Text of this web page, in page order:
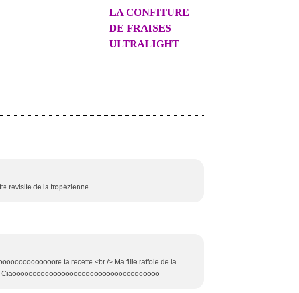
LA CONFITURE
DE FRAISES
ULTRALIGHT
revisite de la tropézienne.
ta recette.<br /> Ma fille raffole de la